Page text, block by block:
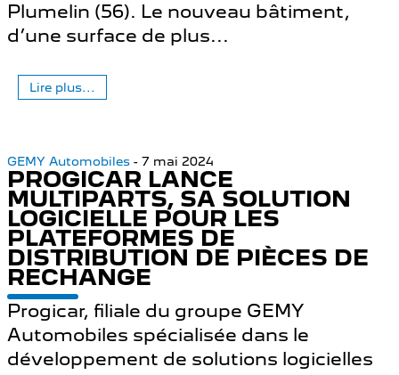
Plumelin (56). Le nouveau bâtiment,
d’une surface de plus...
Lire plus...
GEMY Automobiles - 7 mai 2024
PROGICAR LANCE
MULTIPARTS, SA SOLUTION
LOGICIELLE POUR LES
PLATEFORMES DE
DISTRIBUTION DE PIÈCES DE
RECHANGE
Progicar, filiale du groupe GEMY
Automobiles spécialisée dans le
développement de solutions logicielles